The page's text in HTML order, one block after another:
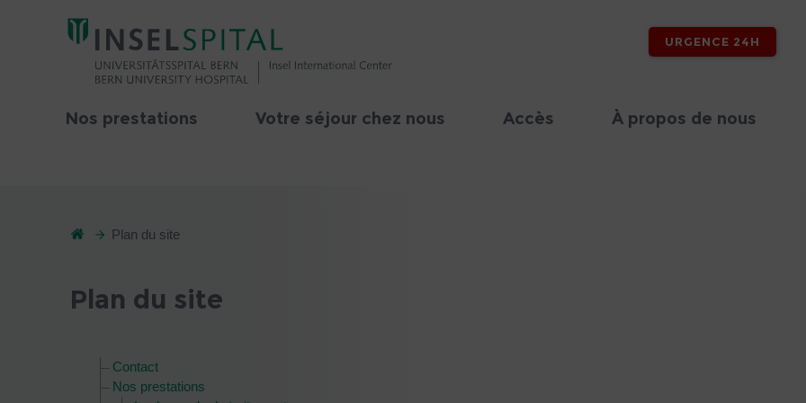
URGENCE 24H
Nos prestations Votre séjour chez nous Accès À propos de nous
Plan du site
Plan du site
Contact
Nos prestations